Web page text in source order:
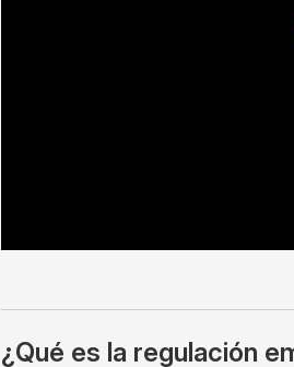
¿Qué es la regulación